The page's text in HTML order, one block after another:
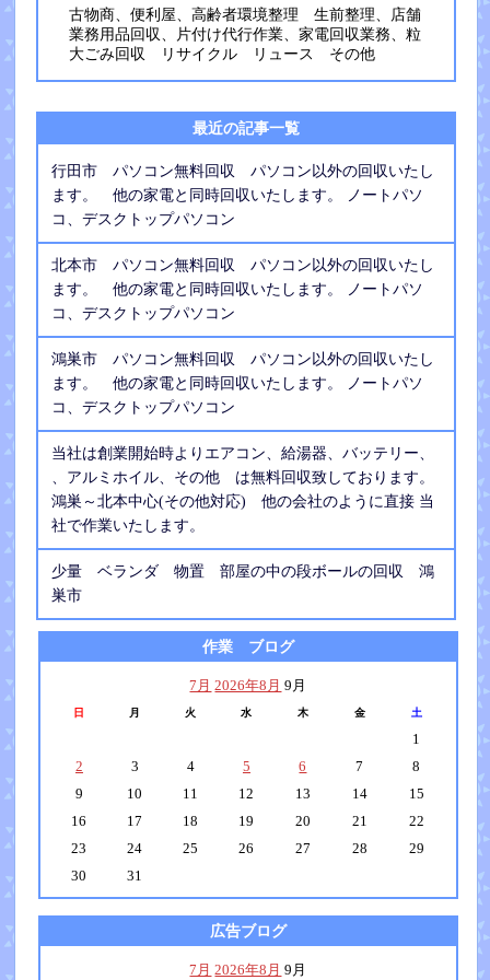
古物商、便利屋、高齢者環境整理 生前整理、店舗
業務用品回収、片付け代行作業、家電回収業務、粒
大ごみ回収 リサイクル リュース その他
最近の記事一覧
行田市 パソコン無料回収 パソコン以外の回収いたし
ます。 他の家電と同時回収いたします。 ノートパソ
コ、デスクトップパソコン
北本市 パソコン無料回収 パソコン以外の回収いたし
ます。 他の家電と同時回収いたします。 ノートパソ
コ、デスクトップパソコン
鴻巣市 パソコン無料回収 パソコン以外の回収いたし
ます。 他の家電と同時回収いたします。 ノートパソ
コ、デスクトップパソコン
当社は創業開始時よりエアコン、給湯器、バッテリー、
、アルミホイル、その他 は無料回収致しております。
鴻巣～北本中心(その他対応) 他の会社のように直接 当
社で作業いたします。
少量 ベランダ 物置 部屋の中の段ボールの回収 鴻
巣市
作業 ブログ
7月 2026年8月 9月
日 月 火 水 木 金 土
1
2
3 4 5 6 7
8
9
10 11 12 13 14
15
16
17 18 19 20 21
22
23
24 25 26 27 28
29
30
31
広告ブログ
7月 2026年8月 9月